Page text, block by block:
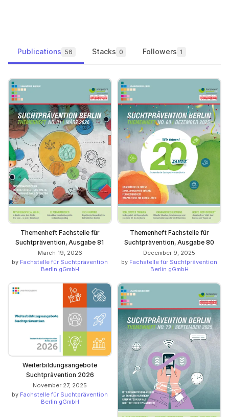
Publications 56 Stacks 0 Followers 1
Themenheft Fachstelle für
Suchtprävention, Ausgabe 81
March 19, 2026
by Fachstelle für Suchtprävention
Berlin gGmbH
Themenheft Fachstelle für
Suchtprävention, Ausgabe 80
December 9, 2025
by Fachstelle für Suchtprävention
Berlin gGmbH
Weiterbildungsangebote
Suchtprävention 2026
November 27, 2025
by Fachstelle für Suchtprävention
Berlin gGmbH